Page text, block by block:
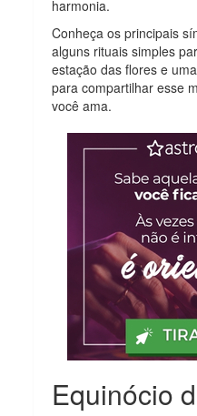
harmonia.
Conheça os principais
alguns rituais simples
estação das flores e
para compartilhar esse
você ama.
Equinócio